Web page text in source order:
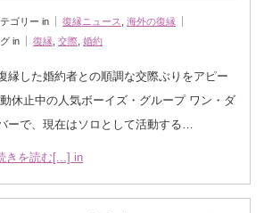
ゴリー in 復縁ニュース
海外の復縁
in
復縁 交際 婚約
縁した婚約者との順調な交際ぶりをアピー
休止中の人気ボーイズ・グループ ワン・ダ
ーで、現在はソロとして活動する…
きを読む[...] in